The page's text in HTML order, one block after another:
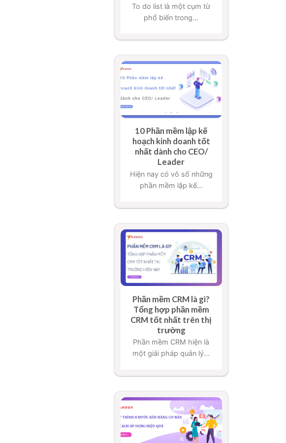
To do list là một cụm từ
phổ biến trong...
10 Phần mềm lập kế
hoạch kinh doanh tốt
nhất dành cho CEO/
Leader
Hiện nay có vô số những
phần mềm lập kế...
Phần mềm CRM là gì?
Tổng hợp phần mềm
CRM tốt nhất trên thị
trường
Phần mềm CRM hiện là
một giải pháp quản lý...